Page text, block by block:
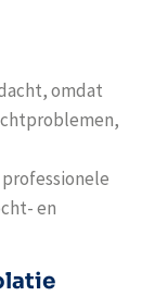
omdat
en